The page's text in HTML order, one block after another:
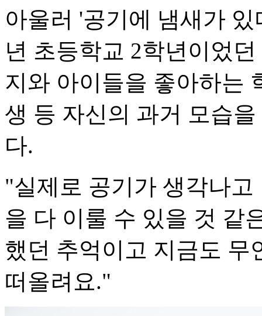
아울러 '공기에 냄새가
년 초등학교 2학년이었
지와 아이들을 좋아하는
생 등 자신의 과거 모습
다.
"실제로 공기가 생각나
을 다 이룰 수 있을 것 같
했던 추억이고 지금도 무
떠올려요."